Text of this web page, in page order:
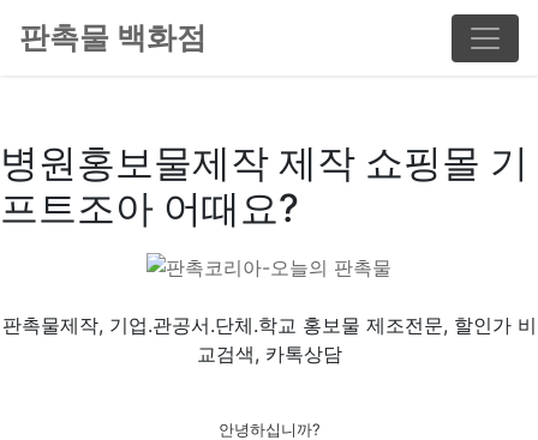
판촉물 백화점
병원홍보물제작 제작 쇼핑몰 기
프트조아 어때요?
판촉물제작, 기업.관공서.단체.학교 홍보물 제조전문, 할인가 비
교검색, 카톡상담
안녕하십니까?